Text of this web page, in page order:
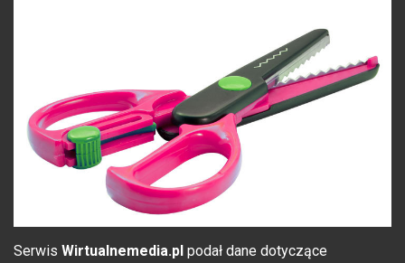
Serwis Wirtualnemedia.pl podał dane dotyczące